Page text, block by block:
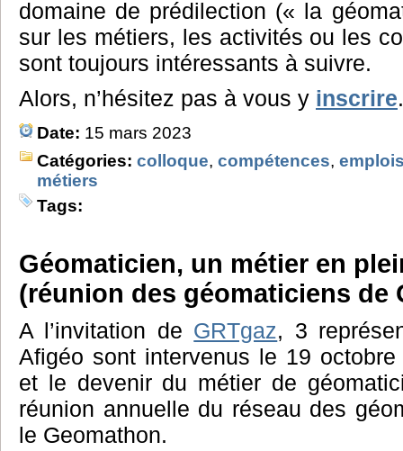
domaine de prédilection (« la
sur les métiers, les activités ou les
sont toujours intéressants à suivre.
Alors, n’hésitez pas à vous y inscrire.
Date: 15 mars 2023
Catégories: colloque, compétences,
métiers
Tags:
Géomaticien, un métier en
(réunion des géomaticiens de
A l’invitation de GRTgaz, 3
Afigéo sont intervenus le 19
et le devenir du métier de
réunion annuelle du réseau des
le Geomathon.